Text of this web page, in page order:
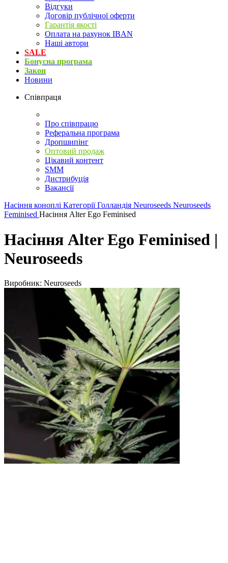
Відгуки
Договір публічної оферти
Гарантія якості
Оплата на рахунок IBAN
Наші автори
SALE
Бонусна програма
Закон
Новини
Співпраця
Про співпрацю
Реферальна програма
Дропшипінг
Оптовий продаж
Цікавий контент
SMM
Дистрибуція
Вакансії
Насіння коноплі КатегоріїГолландія Neuroseeds Neuroseeds
Feminised Насіння Alter Ego Feminised
Насіння Alter Ego Feminised |
Neuroseeds
Виробник: Neuroseeds